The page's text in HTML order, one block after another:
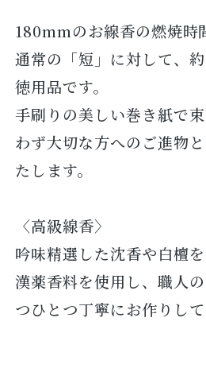
180mmのお線香の燃焼時
通常の「短」に対して、
徳用品です。
手刷りの美しい巻き紙で
わず大切な方へのご進物
たします。
〈高級線香〉
吟味精選した沈香や白檀
漢薬香料を使用し、職人
つひとつ丁寧にお作りして